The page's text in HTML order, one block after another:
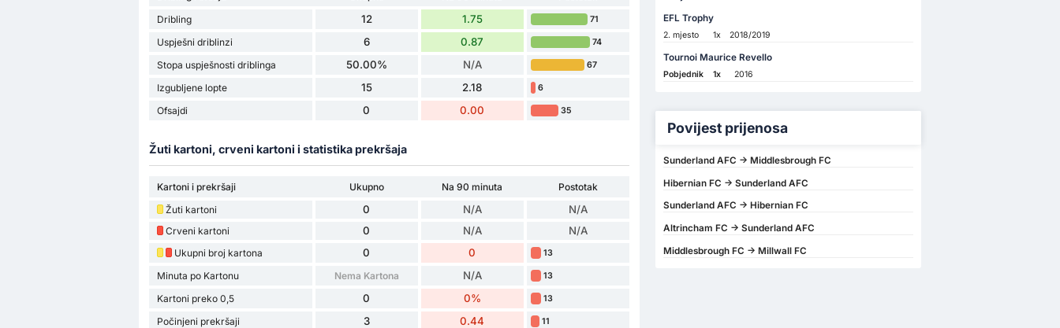
Dribling
12 1.75 71
Uspješni driblinzi 6 0.87 74
Stopa uspješnosti driblinga 50.00% N/A 67
Izgubljene lopte 15 2.18 6
Ofsajdi 0 0.00 35
Žuti kartoni, crveni kartoni i statistika prekršaja
Kartoni i prekršaji Ukupno Na 90 minuta
Postotak
Žuti kartoni
0 N/A N/A
Crveni kartoni 0 N/A N/A
Ukupni broj kartona 0 0 13
Minuta po Kartonu Nema Kartona N/A 13
Kartoni preko 0,5 0 0% 13
Počinjeni prekršaji 3 0.44 11
EFL Trophy
2. mjesto 1x 2018/2019
Tournoi Maurice Revello
Pobjednik 1x 2016
Povijest prijenosa
Sunderland AFC -> Middlesbrough FC
Hibernian FC -> Sunderland AFC
Sunderland AFC -> Hibernian FC
Altrincham FC -> Sunderland AFC
Middlesbrough FC -> Millwall FC